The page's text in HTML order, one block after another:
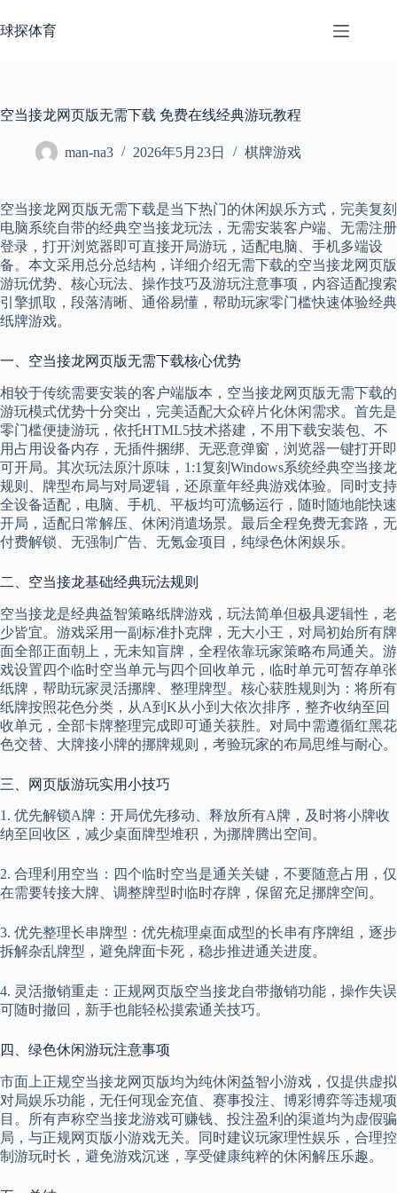
至
球探体育
空当接龙网页版无需下载 免费在线经典游玩教程
man-na3 2026年5月23日 棋牌游戏
空当接龙网页版无需下载是当下热门的休闲娱乐方式，完美复刻
电脑系统自带的经典空当接龙玩法，无需安装客户端、无需注册
登录，打开浏览器即可直接开局游玩，适配电脑、手机多端设
备。本文采用总分总结构，详细介绍无需下载的空当接龙网页版
游玩优势、核心玩法、操作技巧及游玩注意事项，内容适配搜索
引擎抓取，段落清晰、通俗易懂，帮助玩家零门槛快速体验经典
纸牌游戏。
一、空当接龙网页版无需下载核心优势
相较于传统需要安装的客户端版本，空当接龙网页版无需下载的
游玩模式优势十分突出，完美适配大众碎片化休闲需求。首先是
零门槛便捷游玩，依托HTML5技术搭建，不用下载安装包、不
用占用设备内存，无插件捆绑、无恶意弹窗，浏览器一键打开即
可开局。其次玩法原汁原味，1:1复刻Windows系统经典空当接龙
规则、牌型布局与对局逻辑，还原童年经典游戏体验。同时支持
全设备适配，电脑、手机、平板均可流畅运行，随时随地能快速
开局，适配日常解压、休闲消遣场景。最后全程免费无套路，无
付费解锁、无强制广告、无氪金项目，纯绿色休闲娱乐。
二、空当接龙基础经典玩法规则
空当接龙是经典益智策略纸牌游戏，玩法简单但极具逻辑性，老
少皆宜。游戏采用一副标准扑克牌，无大小王，对局初始所有牌
面全部正面朝上，无未知盲牌，全程依靠玩家策略布局通关。游
戏设置四个临时空当单元与四个回收单元，临时单元可暂存单张
纸牌，帮助玩家灵活挪牌、整理牌型。核心获胜规则为：将所有
纸牌按照花色分类，从A到K从小到大依次排序，整齐收纳至回
收单元，全部卡牌整理完成即可通关获胜。对局中需遵循红黑花
色交替、大牌接小牌的挪牌规则，考验玩家的布局思维与耐心。
三、网页版游玩实用小技巧
1. 优先解锁A牌：开局优先移动、释放所有A牌，及时将小牌收
纳至回收区，减少桌面牌型堆积，为挪牌腾出空间。
2. 合理利用空当：四个临时空当是通关关键，不要随意占用，仅
在需要转接大牌、调整牌型时临时存牌，保留充足挪牌空间。
3. 优先整理长串牌型：优先梳理桌面成型的长串有序牌组，逐步
拆解杂乱牌型，避免牌面卡死，稳步推进通关进度。
4. 灵活撤销重走：正规网页版空当接龙自带撤销功能，操作失误
可随时撤回，新手也能轻松摸索通关技巧。
四、绿色休闲游玩注意事项
市面上正规空当接龙网页版均为纯休闲益智小游戏，仅提供虚拟
对局娱乐功能，无任何现金充值、赛事投注、博彩博弈等违规项
目。所有声称空当接龙游戏可赚钱、投注盈利的渠道均为虚假骗
局，与正规网页版小游戏无关。同时建议玩家理性娱乐，合理控
制游玩时长，避免游戏沉迷，享受健康纯粹的休闲解压乐趣。